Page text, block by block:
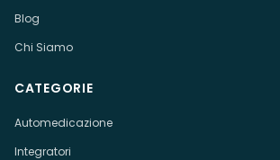
Blog
Chi Siamo
CATEGORIE
Automedicazione
Integratori